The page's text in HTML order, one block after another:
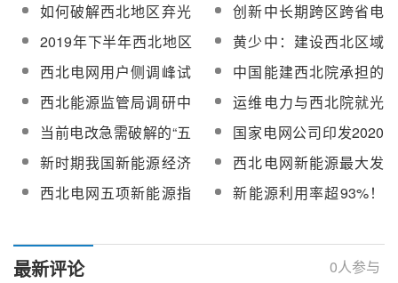
如何破解西北地区弃光
限电难题？
创新中长期跨区跨省电
力交易机制 推进西北电
力交易高质量发展
2019年下半年西北地区
发电侧储能市场仍将火
热
黄少中：建设西北区域
电力现货市场主要面临
四个方面的困难和问题
西北电网用户侧调峰试
点工作正式启动
中国能建西北院承担的
《西北光热发展及电网
调峰能力提升研究》课
题通过评审
西北能源监管局调研中
控太阳能、中广核太阳
能等企业了解光热发电
项目发展情况
运维电力与西北院就光
热熔盐发电技术进行交
流并达成合作意向
当前电改急需破解的“五
大问题”是什么？
国家电网公司印发2020
年1号文件 提出六个方
面重点任务
新时期我国新能源经济
发展存在哪些问题？
西北电网新能源最大发
电电力达4639万千瓦
西北电网五项新能源指
新能源利用率超93%！
最新评论 0人参与